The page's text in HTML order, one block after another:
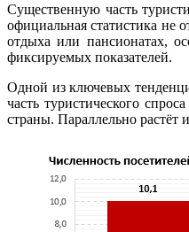
Существенную часть
официальная статистика не
отдыха или пансионатах,
фиксируемых показателей.
Одной из ключевых
часть туристического
страны. Параллельно растёт